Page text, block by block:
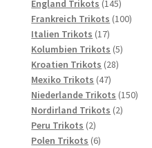
England Trikots 145145
Produkte
Frankreich Trikots 100100
Italien Trikots 1717
Produkte
Kolumbien Trikots 55
Kroatien Trikots 2828
Mexiko Trikots 4747
Produkte
Niederlande Trikots 150150
Nordirland Trikots 22
Peru Trikots 22
Produkte
Polen Trikots 66